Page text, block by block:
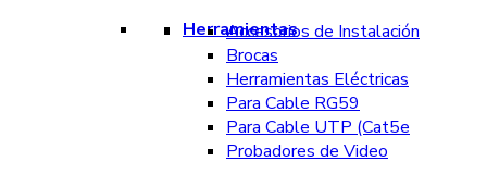
Herramientas
Accesorios de Instalación
Brocas
Herramientas Eléctricas
Para Cable RG59
Para Cable UTP (Cat5e
Probadores de Video